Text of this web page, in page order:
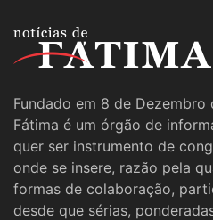
Fundado em 8 de
Fátima é um órgão de
quer ser instrumento de
onde se insere, razão pela
formas de colaboração,
desde que sérias,